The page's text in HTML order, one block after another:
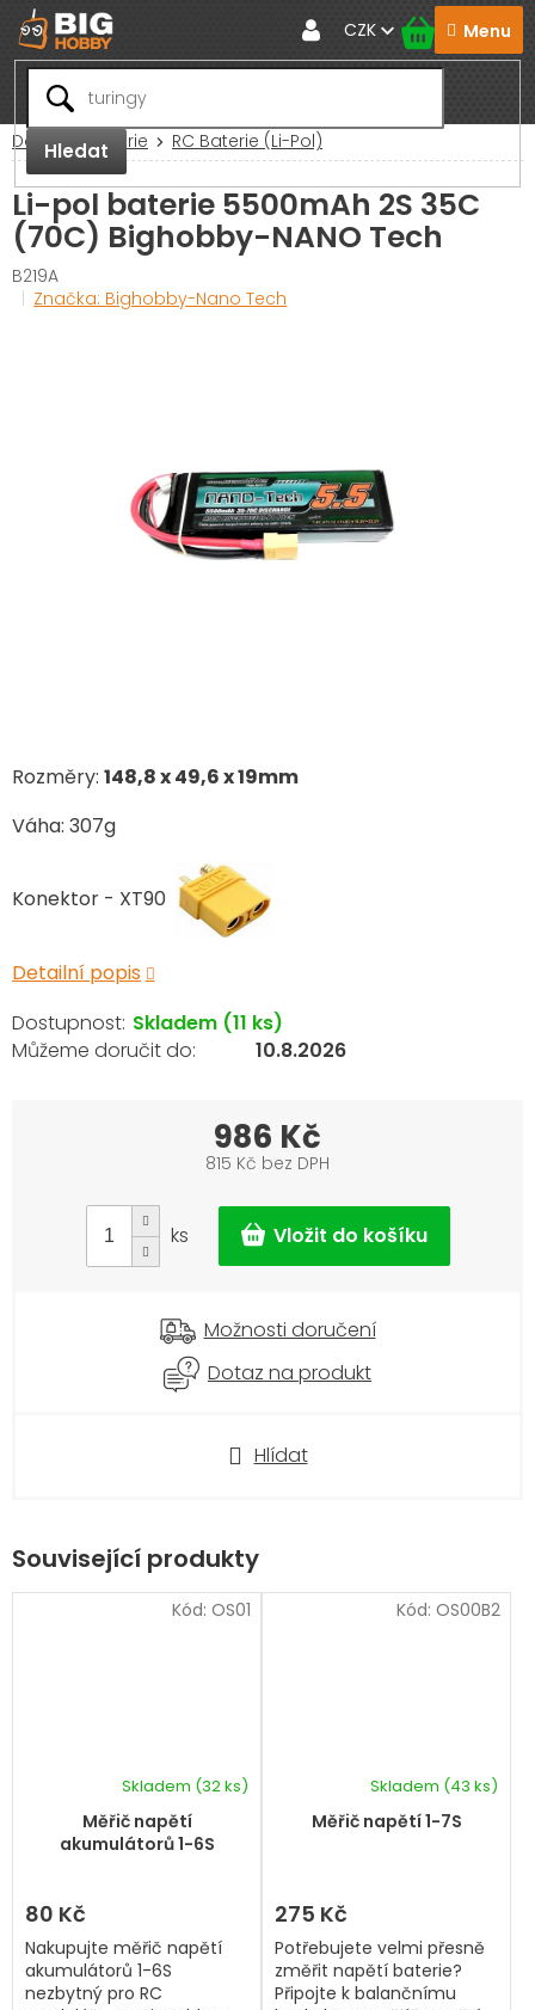
Přejít
na
obsah
Hledat
CZK
Domů Baterie RC Baterie (Li-Pol)
Li-pol baterie 5500mAh 2S 35C
(70C) Bighobby-NANO Tech
B219A
Značka: Bighobby-Nano Tech
Rozměry: 148,8 x 49,6 x 19mm
Váha: 307g
Konektor - XT90
Detailní popis
Hlídat
Skladem (11 ks)
10.8.2026
986 Kč
815 Kč bez DPH
cena:
ks
Možnosti doručení
Dotaz na produkt
Související produkty
Měřič napětí
akumulátorů 1-6S
Skladem (32 ks)
80 Kč
Nakupujte měřič napětí
akumulátorů 1-6S
nezbytný pro RC
Kód: OS01
Měřič napětí 1-7S
Skladem (43 ks)
275 Kč
Potřebujete velmi přesně
změřit napětí baterie?
Připojte k balančnímu
Kód: OS00B2